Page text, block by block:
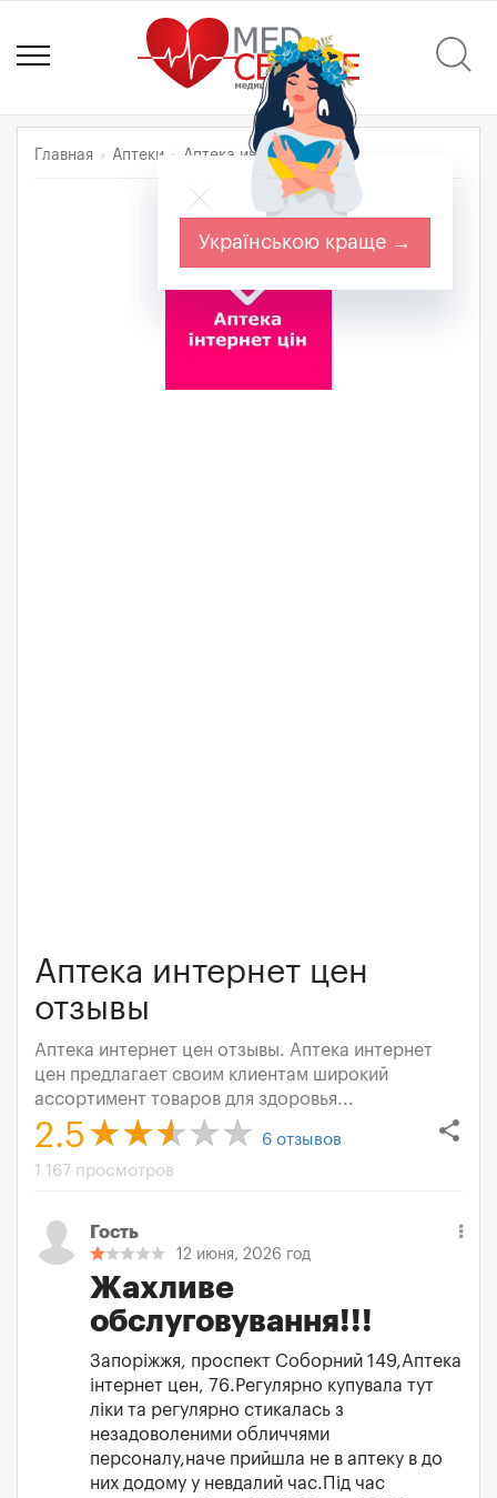
Главная Аптеки Аптека интернет цен
Аптека интернет цен
отзывы
Аптека интернет цен отзывы. Аптека интернет
цен предлагает своим клиентам широкий
ассортимент товаров для здоровья...
share
2.5 6 отзывов
1 167 просмотров
Гость
12 июня, 2026 год
Жахливе
обслуговування!!!
Запоріжжя, проспект Соборний 149,Аптека
інтернет цен, 76.Регулярно купувала тут
ліки та регулярно стикалась з
незадоволеними обличчями
персоналу,наче прийшла не в аптеку в до
них додому у невдалий час.Під час
Українською краще →